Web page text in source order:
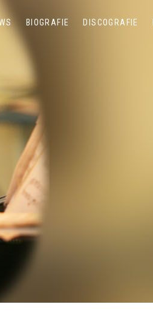
BIOGRAFIE DISCOGRAFIE